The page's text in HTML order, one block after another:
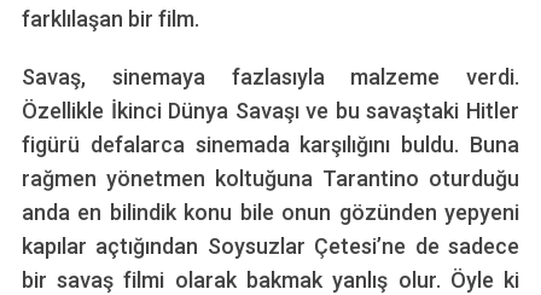
farklılaşan bir film.
Savaş, sinemaya fazlasıyla malzeme verdi.
Özellikle İkinci Dünya Savaşı ve bu savaştaki Hitler
figürü defalarca sinemada karşılığını buldu. Buna
rağmen yönetmen koltuğuna Tarantino oturduğu
anda en bilindik konu bile onun gözünden yepyeni
kapılar açtığından Soysuzlar Çetesi’ne de sadece
bir savaş filmi olarak bakmak yanlış olur. Öyle ki